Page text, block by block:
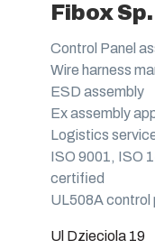
Fibox
Control Panel
Wire harness
ESD assembly
Ex assembly
Logistics
ISO 9001, ISO
certified
UL508A control
Ul Dzieciola 19